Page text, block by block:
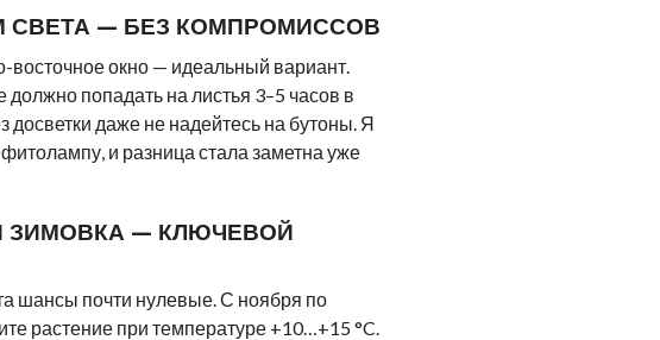
СВЕТА — БЕЗ КОМПРОМИССОВ
окно — идеальный вариант.
попадать на листья 3–5 часов в
досветки даже не надейтесь на бутоны. Я
и разница стала заметна уже
ЗИМОВКА — КЛЮЧЕВОЙ
шансы почти нулевые. С ноября по
растение при температуре +10…+15 °C.